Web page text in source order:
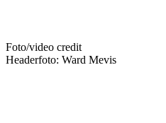
Foto/video credit
Headerfoto: Ward Mevis